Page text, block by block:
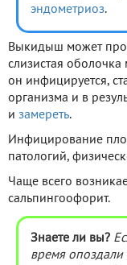
эндометриоз.
Выкидыш может
слизистая
он инфицируется,
организма и в
и замереть.
Инфицирование
патологий,
Чаще всего
сальпингоофорит.
Знаете ли вы?
время опоздали